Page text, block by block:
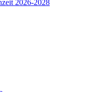
2026-2028